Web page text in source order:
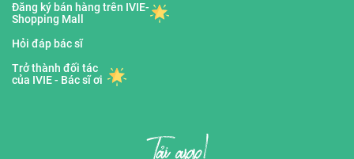
Đăng ký bán hàng trên IVIE-
Shopping Mall
Hỏi đáp bác sĩ
Trở thành đối tác
của IVIE - Bác sĩ ơi